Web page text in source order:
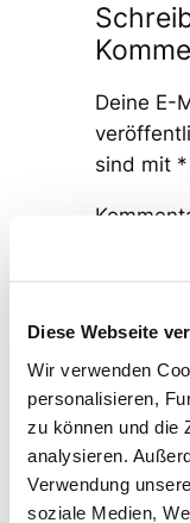
Diese Webseite
Wir verwenden
personalisieren,
zu können und die
analysieren.
Verwendung
soziale Medien,
Deine E-
sind mit *
Name *
E-Mail-